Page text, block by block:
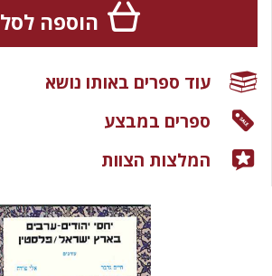
הוספה לסל
עוד ספרים באותו נושא
ספרים במבצע
המלצות הצוות